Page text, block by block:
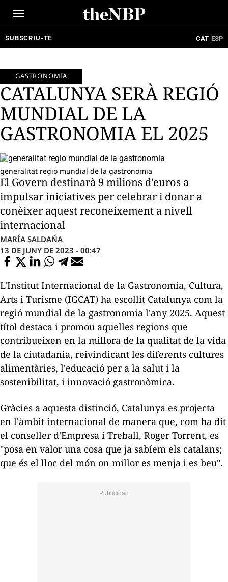
SUBSCRIU-TE CAT ESP
GASTRONOMIA
CATALUNYA SERÀ REGIÓ
MUNDIAL DE LA
GASTRONOMIA EL 2025
generalitat regio mundial de la gastronomia
El Govern destinarà 9 milions d'euros a
impulsar iniciatives per celebrar i donar a
conèixer aquest reconeixement a nivell
internacional
MARÍA SALDAÑA
13 DE JUNY DE 2023 - 00:47
L'Institut Internacional de la Gastronomia, Cultura,
Arts i Turisme (IGCAT) ha escollit Catalunya com la
regió mundial de la gastronomia l'any 2025. Aquest
títol destaca i promou aquelles regions que
contribueixen en la millora de la qualitat de la vida
de la ciutadania, reivindicant les diferents cultures
alimentàries, l'educació per a la salut i la
sostenibilitat, i innovació gastronòmica.
Gràcies a aquesta distinció, Catalunya es projecta
en l'àmbit internacional de manera que, com ha dit
el conseller d'Empresa i Treball, Roger Torrent, es
"posa en valoruna cosa que ja sabíem els catalans;
que és el lloc del món on millor es menja i es beu".